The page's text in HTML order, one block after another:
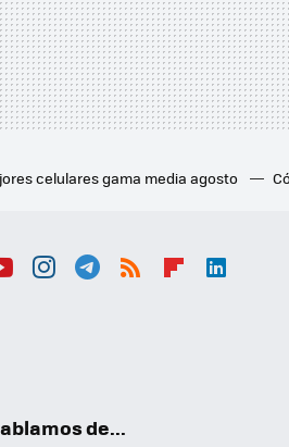
celulares gama media agosto
de...